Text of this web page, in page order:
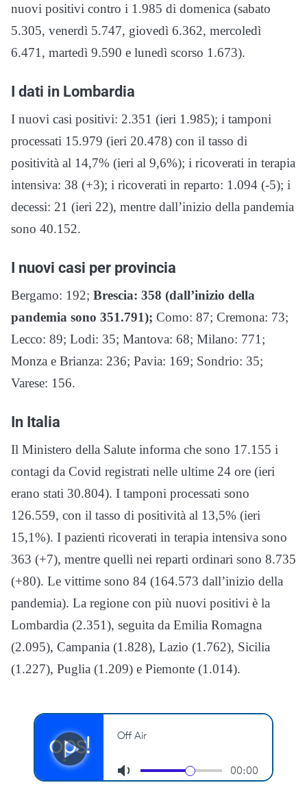
nuovi positivi contro i 1.985 di domenica (sabato
5.305, venerdì 5.747, giovedì 6.362, mercoledì
6.471, martedì 9.590 e lunedì scorso 1.673).
I dati in Lombardia
I nuovi casi positivi: 2.351 (ieri 1.985); i tamponi
processati 15.979 (ieri 20.478) con il tasso di
positività al 14,7% (ieri al 9,6%); i ricoverati in terapia
intensiva: 38 (+3); i ricoverati in reparto: 1.094 (-5); i
decessi: 21 (ieri 22), mentre dall’inizio della pandemia
sono 40.152.
I nuovi casi per provincia
Bergamo: 192; Brescia: 358 (dall’inizio della
pandemia sono 351.791); Como: 87; Cremona: 73;
Lecco: 89; Lodi: 35; Mantova: 68; Milano: 771;
Monza e Brianza: 236; Pavia: 169; Sondrio: 35;
Varese: 156.
In Italia
Il Ministero della Salute informa che sono 17.155 i
contagi da Covid registrati nelle ultime 24 ore (ieri
erano stati 30.804). I tamponi processati sono
126.559, con il tasso di positività al 13,5% (ieri
15,1%). I pazienti ricoverati in terapia intensiva sono
363 (+7), mentre quelli nei reparti ordinari sono 8.735
(+80). Le vittime sono 84 (164.573 dall’inizio della
pandemia). La regione con più nuovi positivi è la
Lombardia (2.351), seguita da Emilia Romagna
(2.095), Campania (1.828), Lazio (1.762), Sicilia
(1.227), Puglia (1.209) e Piemonte (1.014).